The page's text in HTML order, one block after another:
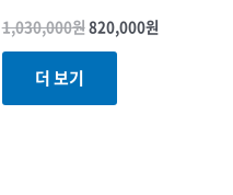
1,030,000원820,000원
더 보기